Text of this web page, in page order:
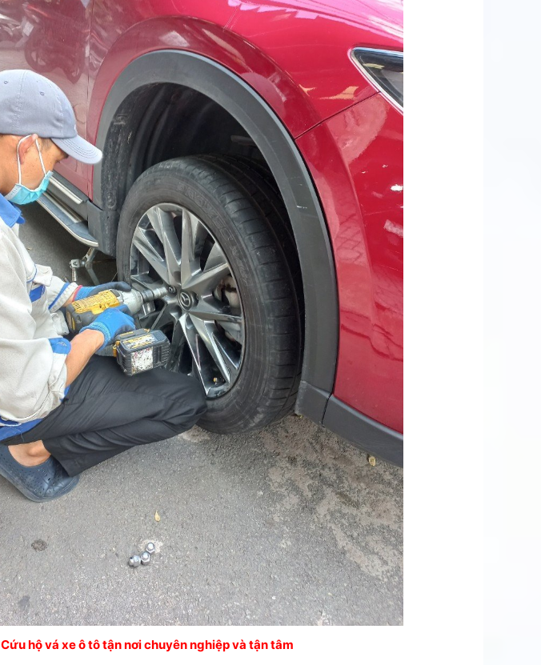
Cứu hộ vá xe ô tô tận nơi chuyên nghiệp và tận tâm